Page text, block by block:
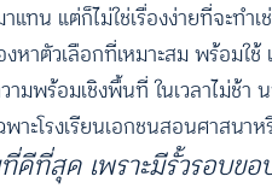
ทน แต่ก็ไม่ใช่เรื่องง่ายที่จะทำ
าตัวเลือกที่เหมาะสม พร้อมใ
มพร้อมเชิงพื้นที่ ในเวลาไม่ช้า
าะโรงเรียนเอกชนสอนศาสนา
ที่ดีที่สุด เพราะมีรั้วรอบ